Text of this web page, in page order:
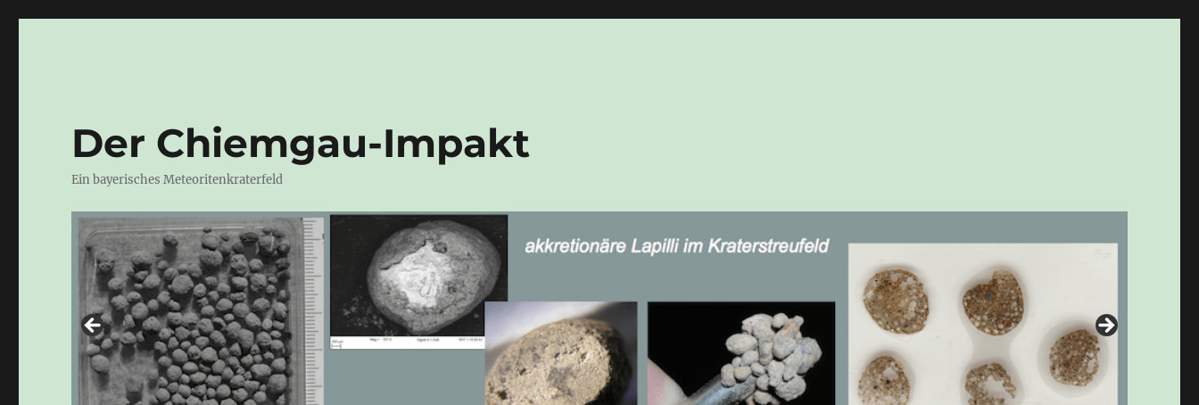
Der Chiemgau-Impakt
Ein bayerisches Meteoritenkraterfeld